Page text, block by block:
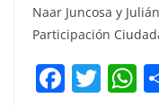
Naar Juncosa y
Participación
F T